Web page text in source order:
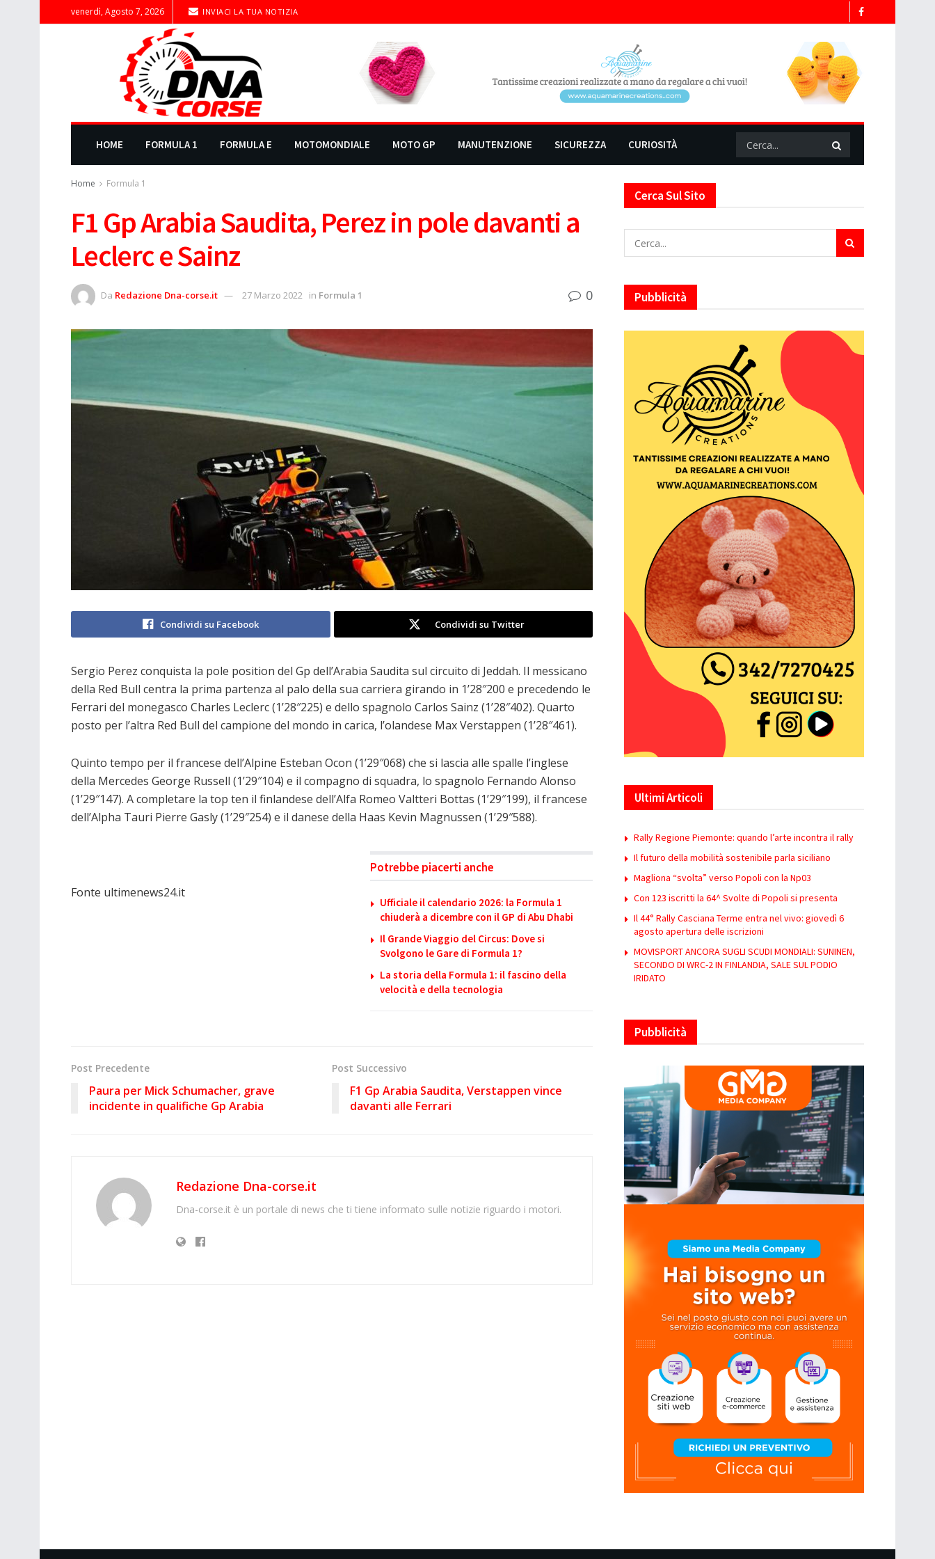
venerdì, Agosto 7, 2026 INVIACI LA TUA NOTIZIA
HOME FORMULA 1 FORMULA E MOTOMONDIALE MOTO GP MANUTENZIONE SICUREZZA CURIOSITÀ
Home Formula 1
F1 Gp Arabia Saudita, Perez in pole davanti a
Leclerc e Sainz
Da Redazione Dna-corse.it 27 Marzo 2022 in Formula 1 0
Condividi su Facebook Condividi su Twitter
Sergio Perez conquista la pole position del Gp dell’Arabia Saudita sul circuito di Jeddah. Il messicano
della Red Bull centra la prima partenza al palo della sua carriera girando in 1’28″200 e precedendo le
Ferrari del monegasco Charles Leclerc (1’28″225) e dello spagnolo Carlos Sainz (1’28″402). Quarto
posto per l’altra Red Bull del campione del mondo in carica, l’olandese Max Verstappen (1’28″461).
Quinto tempo per il francese dell’Alpine Esteban Ocon (1’29″068) che si lascia alle spalle l’inglese
della Mercedes George Russell (1’29″104) e il compagno di squadra, lo spagnolo Fernando Alonso
(1’29″147). A completare la top ten il finlandese dell’Alfa Romeo Valtteri Bottas (1’29″199), il francese
dell’Alpha Tauri Pierre Gasly (1’29″254) e il danese della Haas Kevin Magnussen (1’29″588).
Potrebbe piacerti anche
Ufficiale il calendario 2026: la Formula 1
chiuderà a dicembre con il GP di Abu Dhabi
Il Grande Viaggio del Circus: Dove si
Svolgono le Gare di Formula 1?
La storia della Formula 1: il fascino della
velocità e della tecnologia
Fonte ultimenews24.it
Post Precedente
Paura per Mick Schumacher, grave
incidente in qualifiche Gp Arabia
Post Successivo
F1 Gp Arabia Saudita, Verstappen vince
davanti alle Ferrari
Redazione Dna-corse.it
Dna-corse.it è un portale di news che ti tiene informato sulle notizie riguardo i motori.
Cerca Sul Sito
Pubblicità
Ultimi Articoli
Rally Regione Piemonte: quando l’arte incontra il rally
Il futuro della mobilità sostenibile parla siciliano
Magliona “svolta” verso Popoli con la Np03
Con 123 iscritti la 64^ Svolte di Popoli si presenta
Il 44° Rally Casciana Terme entra nel vivo: giovedì 6
agosto apertura delle iscrizioni
MOVISPORT ANCORA SUGLI SCUDI MONDIALI: SUNINEN,
SECONDO DI WRC-2 IN FINLANDIA, SALE SUL PODIO
IRIDATO
Pubblicità